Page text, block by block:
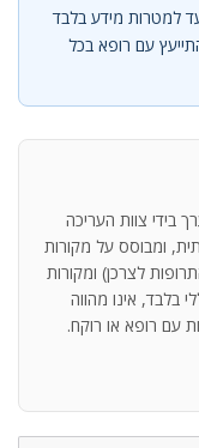
למטרות מידע בלבד
עם רופא בכל
בידי צוות העריכה
ומבוסס על מקורות
לצרכן) ומקורות
בלבד, אינו מהווה
עם רופא או רוקח.